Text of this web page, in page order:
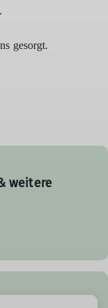
gesorgt.
weitere